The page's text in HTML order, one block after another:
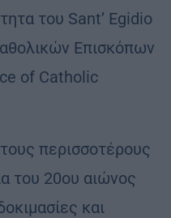
του Sant’ Egidio
Επισκόπων
of Catholic
περισσοτέρους
του 20ου αιώνος
και